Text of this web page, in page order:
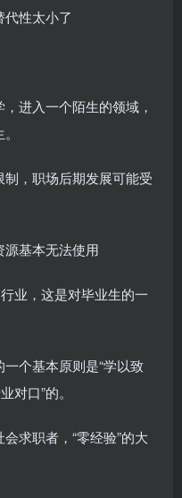
代性太小了
进入一个陌生的领域，
，职场后期发展可能受
基本无法使用
业，这是对毕业生的一
个基本原则是“学以致
对口”的。
求职者，“零经验”的大